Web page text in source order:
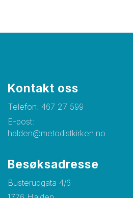
Kontakt oss
Telefon: 467 27 599
E-post:
halden@metodistkirken.no
Besøksadresse
Busterudgata 4/6